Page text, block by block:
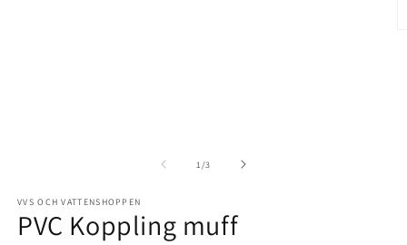
1/av
3
VVS OCH VATTENSHOPPEN
PVC Koppling muff